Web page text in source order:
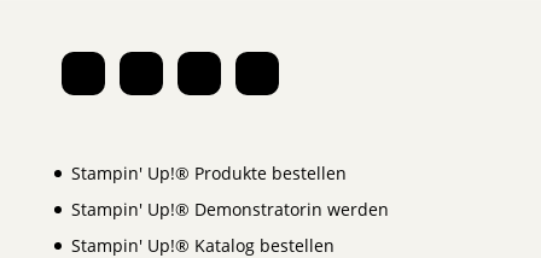
Stampin' Up!® Produkte bestellen
Stampin' Up!® Demonstratorin werden
Stampin' Up!® Katalog bestellen